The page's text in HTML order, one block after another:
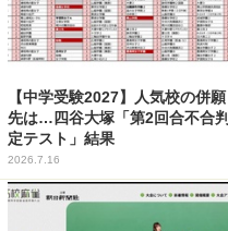
【中学受験2027】人気校の併願
先は…四谷大塚「第2回合不合判
定テスト」結果
2026.7.16